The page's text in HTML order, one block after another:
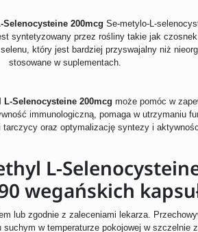
Selenocysteine 200mcg Se-metylo-L-
syntetyzowany przez rośliny takie jak czosnek
który jest bardziej przyswajalny niż
stosowane w suplementach.
L-Selenocysteine 200mcg może pomóc w
immunologiczną, pomaga w utrzymaniu
oraz optymalizację syntezy i
L-
wegańskich
lub zgodnie z zaleceniami lekarza.
w temperaturze pokojowej w szczelnie